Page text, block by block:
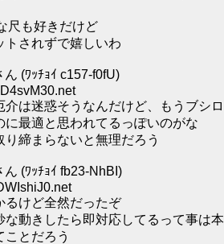
尺も好きだけど
トされずで嬉しいわ
(ﾜｯﾁｮｲ c157-f0fU)
は迷惑そうなんだけど、もうブシロ
に最適と思われてるっぽいのがな
締まらないと無理だろう
(ﾜｯﾁｮｲ fb23-NhBI)
るけど全然だったぞ
な動きしたら即対応してるって事は本
とだろう